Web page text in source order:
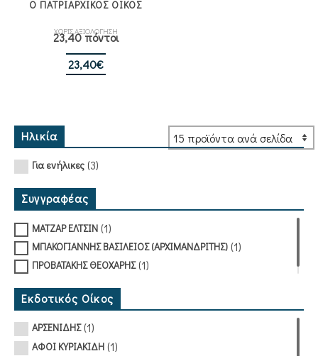
Ο ΠΑΤΡΙΑΡΧΙΚΟΣ ΟΙΚΟΣ
ΧΩΡΙΣ ΑΞΙΟΛΟΓΗΣΗ
23,40 πόντοι
23,40€
Ηλικία
Για ενήλικες (3)
Συγγραφέας
ΜΑΤΖΑΡ ΕΛΤΣΙΝ (1)
ΜΠΑΚΟΓΙΑΝΝΗΣ ΒΑΣΙΛΕΙΟΣ (ΑΡΧΙΜΑΝΔΡΙΤΗΣ) (1)
ΠΡΟΒΑΤΑΚΗΣ ΘΕΟΧΑΡΗΣ(1)
Εκδοτικός Οίκος
ΑΡΣΕΝΙΔΗΣ(1)
ΑΦΟΙ ΚΥΡΙΑΚΙΔΗ (1)